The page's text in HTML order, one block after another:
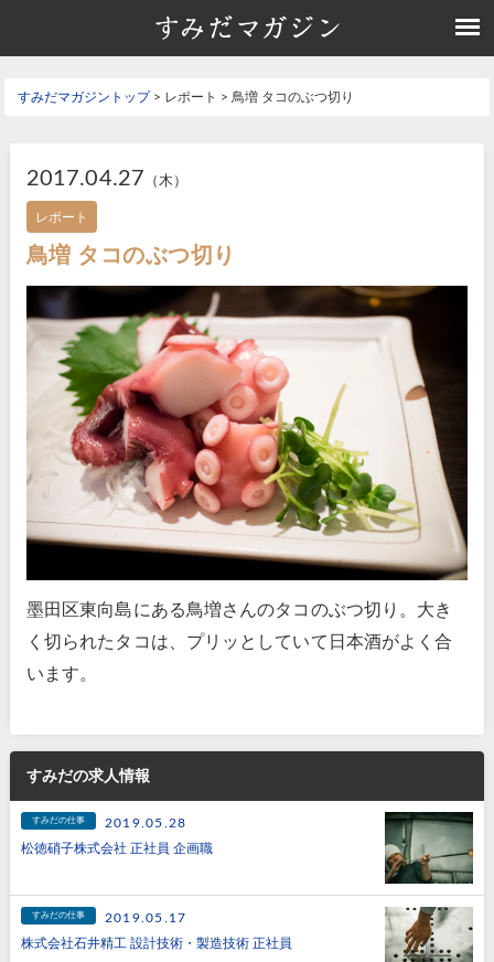
すみだマガジントップ> レポート > 鳥増 タコのぶつ切り
2017.04.27 （木）
レポート
鳥増 タコのぶつ切り
墨田区東向島にある鳥増さんのタコのぶつ切り。大き
く切られたタコは、プリッとしていて日本酒がよく合
います。
すみだの求人情報
すみだの仕事
2019.05.28
松徳硝子株式会社 正社員 企画職
すみだの仕事
2019.05.17
株式会社石井精工 設計技術・製造技術 正社員